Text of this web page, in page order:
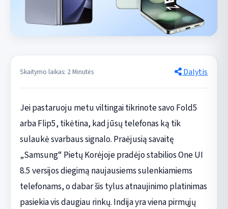
Skaitymo laikas: 2 Minutės Dalytis
Jei pastaruoju metu viltingai tikrinote savo Fold5
arba Flip5, tikėtina, kad jūsų telefonas ką tik
sulaukė svarbaus signalo. Praėjusią savaitę
„Samsung“ Pietų Korėjoje pradėjo stabilios One UI
8.5 versijos diegimą naujausiems sulenkiamiems
telefonams, o dabar šis tylus atnaujinimo platinimas
pasiekia vis daugiau rinkų. Indija yra viena pirmųjų